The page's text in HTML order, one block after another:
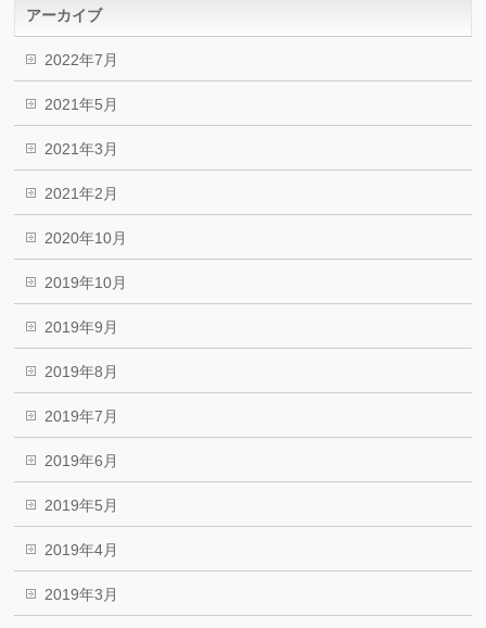
アーカイブ
2022年7月
2021年5月
2021年3月
2021年2月
2020年10月
2019年10月
2019年9月
2019年8月
2019年7月
2019年6月
2019年5月
2019年4月
2019年3月